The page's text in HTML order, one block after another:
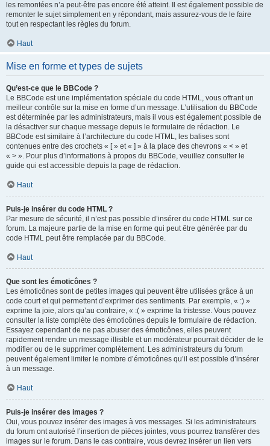
les remontées n’a peut-être pas encore été atteint. Il est également possible de
remonter le sujet simplement en y répondant, mais assurez-vous de le faire
tout en respectant les règles du forum.
Haut
Mise en forme et types de sujets
Qu’est-ce que le BBCode ?
Le BBCode est une implémentation spéciale du code HTML, vous offrant un
meilleur contrôle sur la mise en forme d’un message. L’utilisation du BBCode
est déterminée par les administrateurs, mais il vous est également possible de
la désactiver sur chaque message depuis le formulaire de rédaction. Le
BBCode est similaire à l’architecture du code HTML, les balises sont
contenues entre des crochets « [ » et « ] » à la place des chevrons « < » et
« > ». Pour plus d’informations à propos du BBCode, veuillez consulter le
guide qui est accessible depuis la page de rédaction.
Haut
Puis-je insérer du code HTML ?
Par mesure de sécurité, il n’est pas possible d’insérer du code HTML sur ce
forum. La majeure partie de la mise en forme qui peut être générée par du
code HTML peut être remplacée par du BBCode.
Haut
Que sont les émoticônes ?
Les émoticônes sont de petites images qui peuvent être utilisées grâce à un
code court et qui permettent d’exprimer des sentiments. Par exemple, « :) »
exprime la joie, alors qu’au contraire, « :( » exprime la tristesse. Vous pouvez
consulter la liste complète des émoticônes depuis le formulaire de rédaction.
Essayez cependant de ne pas abuser des émoticônes, elles peuvent
rapidement rendre un message illisible et un modérateur pourrait décider de le
modifier ou de le supprimer complètement. Les administrateurs du forum
peuvent également limiter le nombre d’émoticônes qu’il est possible d’insérer
à un message.
Haut
Puis-je insérer des images ?
Oui, vous pouvez insérer des images à vos messages. Si les administrateurs
du forum ont autorisé l’insertion de pièces jointes, vous pourrez transférer des
images sur le forum. Dans le cas contraire, vous devrez insérer un lien vers